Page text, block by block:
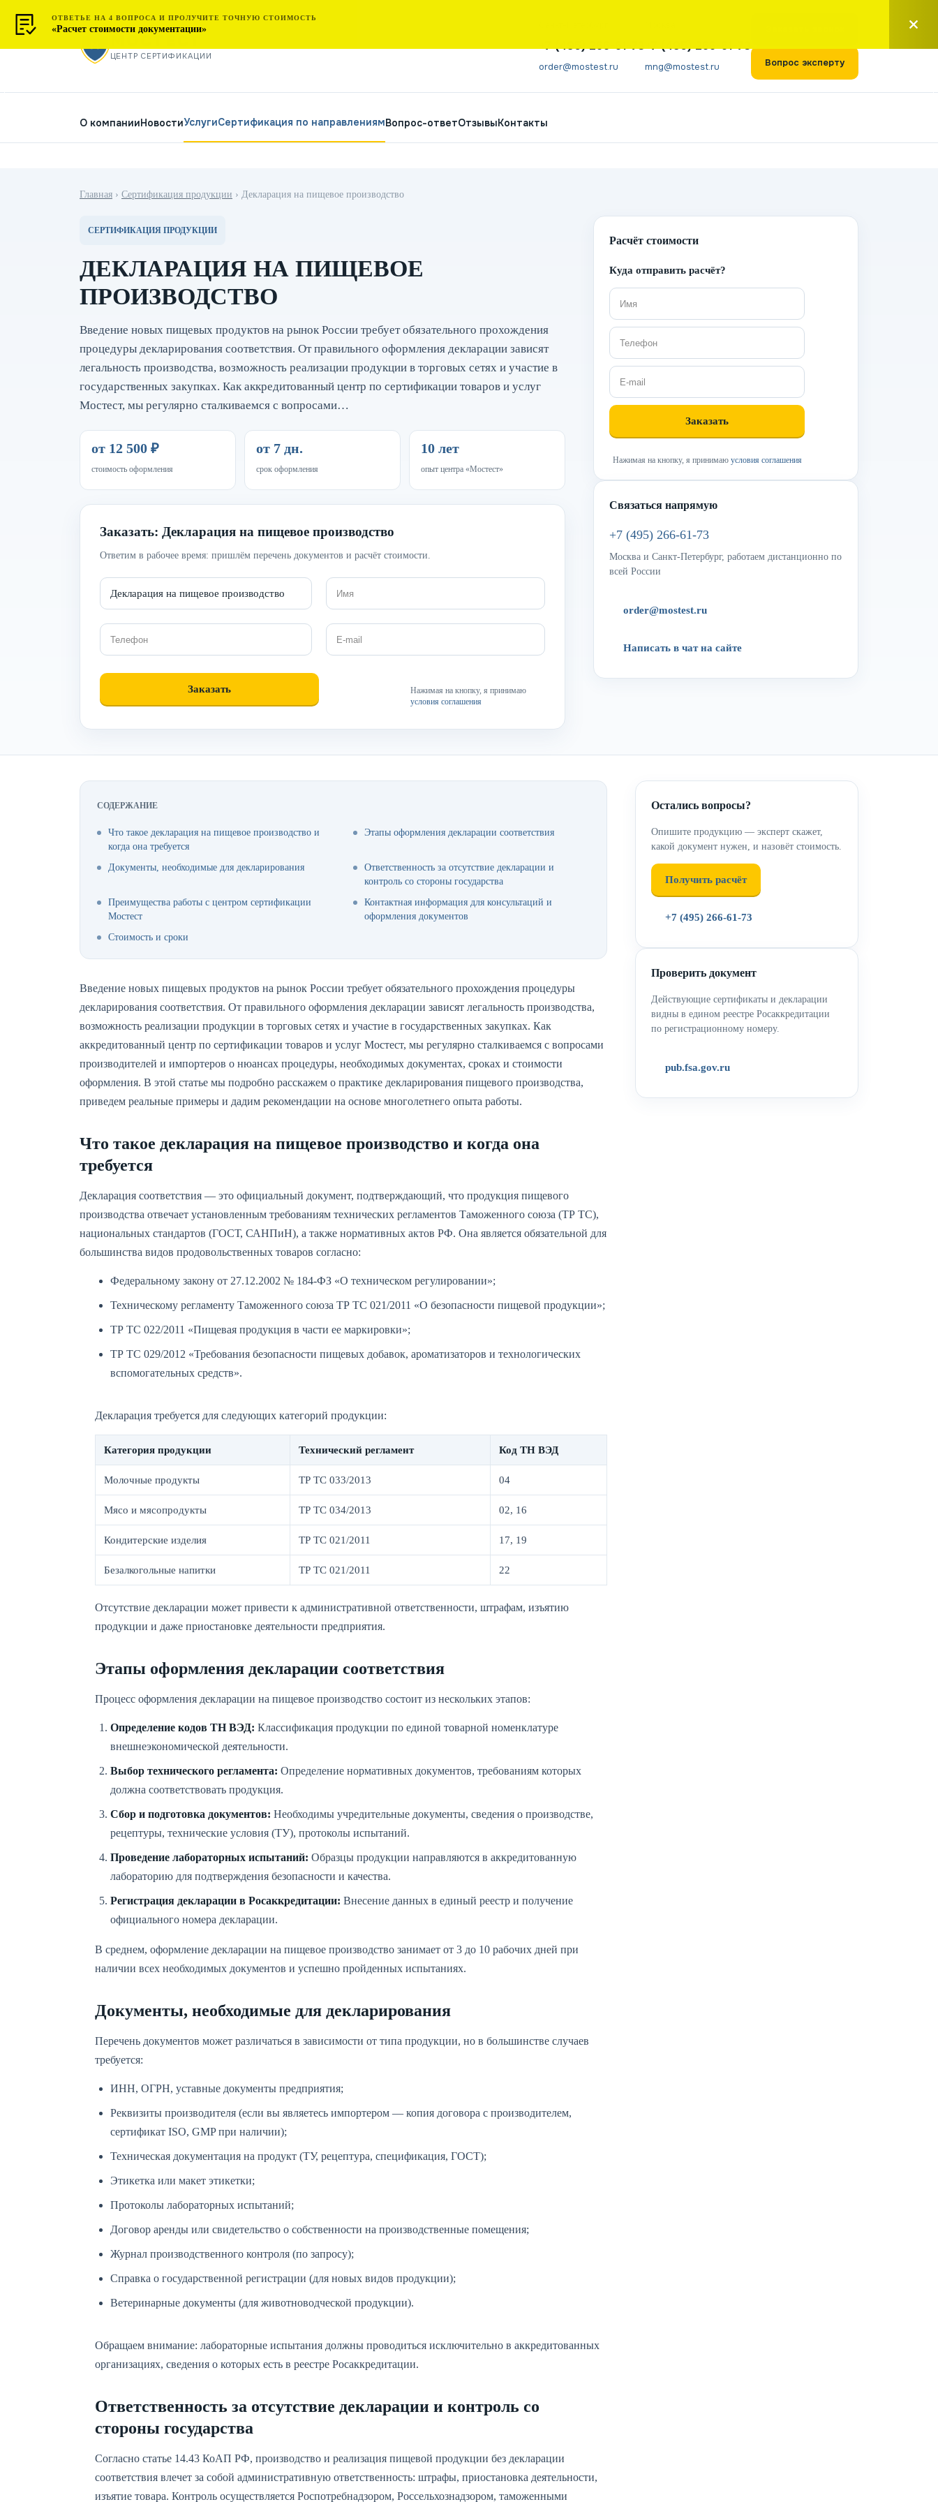
МОСТЕСТ
ЦЕНТР СЕРТИФИКАЦИИ
+7 (495) 266-61-73
order@mostest.ru
+7 (495) 266-61-73
mng@mostest.ru Вопрос эксперту
О компанииНовостиУслугиСертификация по направлениямВопрос-ответОтзывыКонтакты
Главная › Сертификация продукции › Декларация на пищевое производство
СЕРТИФИКАЦИЯ ПРОДУКЦИИ
ДЕКЛАРАЦИЯ НА ПИЩЕВОЕ
ПРОИЗВОДСТВО
Введение новых пищевых продуктов на рынок России требует обязательного прохождения
процедуры декларирования соответствия. От правильного оформления декларации зависят
легальность производства, возможность реализации продукции в торговых сетях и участие в
государственных закупках. Как аккредитованный центр по сертификации товаров и услуг
Мостест, мы регулярно сталкиваемся с вопросами…
от 12 500 ₽
стоимость оформления
от 7 дн.
срок оформления
10 лет
опыт центра «Мостест»
Заказать: Декларация на пищевое производство
Ответим в рабочее время: пришлём перечень документов и расчёт стоимости.
Нажимая на кнопку, я принимаю
условия соглашения
Расчёт стоимости
Куда отправить расчёт?
Нажимая на кнопку, я принимаю условия соглашения
Связаться напрямую
+7 (495) 266-61-73
Москва и Санкт-Петербург, работаем дистанционно по
всей России
order@mostest.ru
Написать в чат на сайте
СОДЕРЖАНИЕ
Что такое декларация на пищевое производство и
когда она требуется
Этапы оформления декларации соответствия
Документы, необходимые для декларирования
Ответственность за отсутствие декларации и
контроль со стороны государства
Преимущества работы с центром сертификации
Мостест
Контактная информация для консультаций и
оформления документов
Стоимость и сроки
Введение новых пищевых продуктов на рынок России требует обязательного прохождения процедуры
декларирования соответствия. От правильного оформления декларации зависят легальность производства,
возможность реализации продукции в торговых сетях и участие в государственных закупках. Как
аккредитованный центр по сертификации товаров и услуг Мостест, мы регулярно сталкиваемся с вопросами
производителей и импортеров о нюансах процедуры, необходимых документах, сроках и стоимости
оформления. В этой статье мы подробно расскажем о практике декларирования пищевого производства,
приведем реальные примеры и дадим рекомендации на основе многолетнего опыта работы.
Что такое декларация на пищевое производство и когда она
требуется
Декларация соответствия — это официальный документ, подтверждающий, что продукция пищевого
производства отвечает установленным требованиям технических регламентов Таможенного союза (ТР ТС),
национальных стандартов (ГОСТ, САНПиН), а также нормативных актов РФ. Она является обязательной для
большинства видов продовольственных товаров согласно:
Федеральному закону от 27.12.2002 № 184-ФЗ «О техническом регулировании»;
Техническому регламенту Таможенного союза ТР ТС 021/2011 «О безопасности пищевой продукции»;
ТР ТС 022/2011 «Пищевая продукция в части ее маркировки»;
ТР ТС 029/2012 «Требования безопасности пищевых добавок, ароматизаторов и технологических
вспомогательных средств».
Декларация требуется для следующих категорий продукции:
Категория продукции Технический регламент Код ТН ВЭД
Молочные продукты ТР ТС 033/2013 04
Мясо и мясопродукты ТР ТС 034/2013 02, 16
Кондитерские изделия ТР ТС 021/2011 17, 19
Безалкогольные напитки ТР ТС 021/2011 22
Отсутствие декларации может привести к административной ответственности, штрафам, изъятию
продукции и даже приостановке деятельности предприятия.
Этапы оформления декларации соответствия
Процесс оформления декларации на пищевое производство состоит из нескольких этапов:
Определение кодов ТН ВЭД: Классификация продукции по единой товарной номенклатуре
внешнеэкономической деятельности.
Выбор технического регламента: Определение нормативных документов, требованиям которых
должна соответствовать продукция.
Сбор и подготовка документов: Необходимы учредительные документы, сведения о производстве,
рецептуры, технические условия (ТУ), протоколы испытаний.
Проведение лабораторных испытаний: Образцы продукции направляются в аккредитованную
лабораторию для подтверждения безопасности и качества.
Регистрация декларации в Росаккредитации: Внесение данных в единый реестр и получение
официального номера декларации.
В среднем, оформление декларации на пищевое производство занимает от 3 до 10 рабочих дней при
наличии всех необходимых документов и успешно пройденных испытаниях.
Документы, необходимые для декларирования
Перечень документов может различаться в зависимости от типа продукции, но в большинстве случаев
требуется:
ИНН, ОГРН, уставные документы предприятия;
Реквизиты производителя (если вы являетесь импортером — копия договора с производителем,
сертификат ISO, GMP при наличии);
Техническая документация на продукт (ТУ, рецептура, спецификация, ГОСТ);
Этикетка или макет этикетки;
Протоколы лабораторных испытаний;
Договор аренды или свидетельство о собственности на производственные помещения;
Журнал производственного контроля (по запросу);
Справка о государственной регистрации (для новых видов продукции);
Ветеринарные документы (для животноводческой продукции).
Обращаем внимание: лабораторные испытания должны проводиться исключительно в аккредитованных
организациях, сведения о которых есть в реестре Росаккредитации.
Ответственность за отсутствие декларации и контроль со
стороны государства
Согласно статье 14.43 КоАП РФ, производство и реализация пищевой продукции без декларации
соответствия влечет за собой административную ответственность: штрафы, приостановка деятельности,
изъятие товара. Контроль осуществляется Роспотребнадзором, Россельхознадзором, таможенными
Остались вопросы?
Опишите продукцию — эксперт скажет,
какой документ нужен, и назовёт стоимость.
Получить расчёт
+7 (495) 266-61-73
Проверить документ
Действующие сертификаты и декларации
видны в едином реестре Росаккредитации
по регистрационному номеру.
pub.fsa.gov.ru
ОТВЕТЬЕ НА 4 ВОПРОСА И ПРОЛУЧИТЕ ТОЧНУЮ СТОИМОСТЬ
«Расчет стоимости документации»